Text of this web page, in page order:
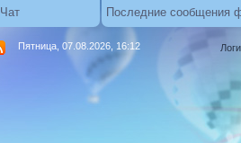
Чат Последние сообщения
Пятница, 07.08.2026, 16:12